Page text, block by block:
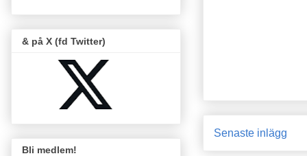
Senaste inlägg
& på X (fd Twitter)
Bli medlem!